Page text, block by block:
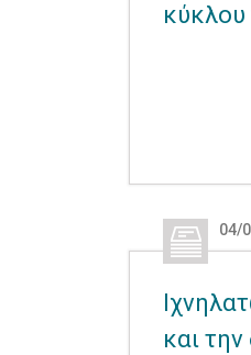
04/
και